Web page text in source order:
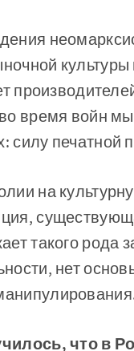
время войн
силу печатной
на
такого рода
нет
что в